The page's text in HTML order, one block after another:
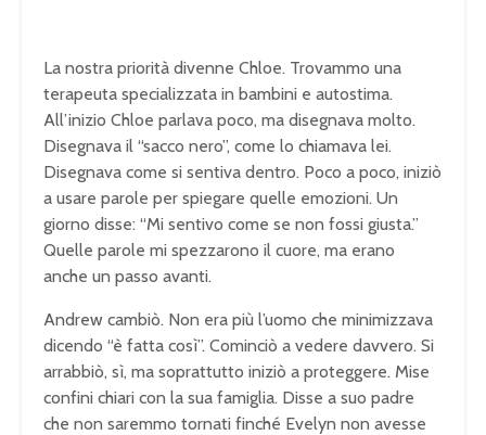
La nostra priorità divenne Chloe. Trovammo una
terapeuta specializzata in bambini e autostima.
All’inizio Chloe parlava poco, ma disegnava molto.
Disegnava il “sacco nero”, come lo chiamava lei.
Disegnava come si sentiva dentro. Poco a poco, iniziò
a usare parole per spiegare quelle emozioni. Un
giorno disse: “Mi sentivo come se non fossi giusta.”
Quelle parole mi spezzarono il cuore, ma erano
anche un passo avanti.
Andrew cambiò. Non era più l’uomo che minimizzava
dicendo “è fatta così”. Cominciò a vedere davvero. Si
arrabbiò, sì, ma soprattutto iniziò a proteggere. Mise
confini chiari con la sua famiglia. Disse a suo padre
che non saremmo tornati finché Evelyn non avesse